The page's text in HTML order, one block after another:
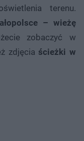
terenu.
– wieżę
zobaczyć w
zdjęcia ścieżki w